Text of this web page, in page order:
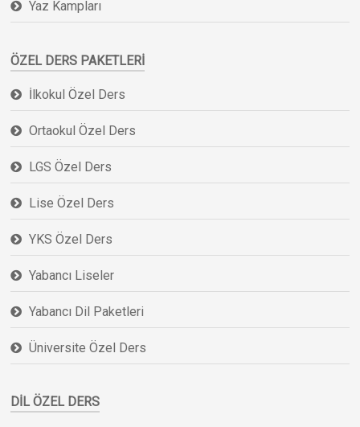
Yaz Kampları
ÖZEL DERS PAKETLERI
İlkokul Özel Ders
Ortaokul Özel Ders
LGS Özel Ders
Lise Özel Ders
YKS Özel Ders
Yabancı Liseler
Yabancı Dil Paketleri
Üniversite Özel Ders
DIL ÖZEL DERS